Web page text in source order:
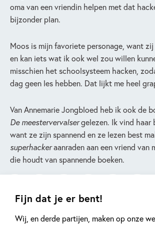
Fijn dat je er bent!
Wij, en derde partijen, maken op onze
oma van een vriendin helpen met dat
bijzonder plan.
Moos is mijn favoriete personage, want
en kan iets wat ik ook wel zou willen
misschien het schoolsysteem hacken,
dag geen les hebben. Dat lijkt me heel
Van Annemarie Jongbloed heb ik ook de
De meestervervalsergelezen. Ik vind haar
want ze zijn spannend en ze lezen best
superhackeraanraden aan een vriend van
die houdt van spannende boeken.
Lauren (13 jaar)